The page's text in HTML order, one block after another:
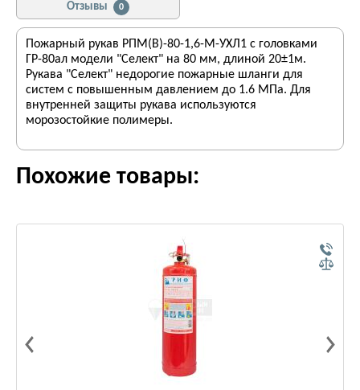
Отзывы
0
Пожарный рукав РПМ(В)-80-1,6-М-УХЛ1 с головками
ГР-80ал модели "Селект" на 80 мм, длиной 20±1м.
Рукава "Селект" недорогие пожарные шланги для
систем с повышенным давлением до 1.6 МПа. Для
внутренней защиты рукава используются
морозостойкие полимеры.
Похожие товары: